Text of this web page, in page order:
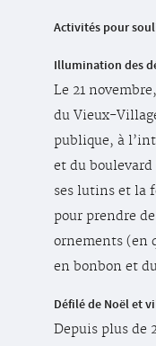
Activités pour
Illumination des
Le 21
du Vieux-
publique, à
et du boulevard
ses lutins et la
pour prendre
ornements (en
en bonbon et
Défilé de Noël et
Depuis plus de